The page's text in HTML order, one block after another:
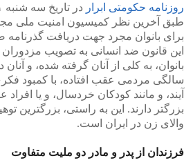
روزنامه حکومتی ابرار
طبق آخرین نظر کمیسیون امنیت ملى
براى بانوان مجرد جهت دریافت
این قانون ضد انسانی به تصویب
سالگی مردمی عقب افتاده، با کمبود
آیند، و مانند کودکان خردسال، و یا افراد
بزرگتر دارند. این به راستی، بزرگترین
والای زن در ایران است.
فرزندان از پدر و مادر دو ملیت متفاوت